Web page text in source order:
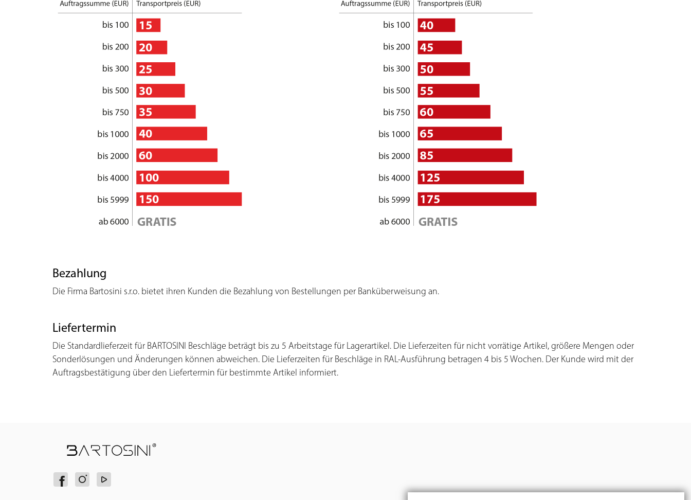
Bezahlung
Die Firma Bartosini s.r.o. bietet ihren Kunden die Bezahlung von Bestellungen per Banküberweisung an.
Liefertermin
Die Standardlieferzeit für BARTOSINI Beschläge beträgt bis zu 5 Arbeitstage für Lagerartikel. Die Lieferzeiten für nicht vorrätige Artikel, größere Mengen oder
Sonderlösungen und Änderungen können abweichen. Die Lieferzeiten für Beschläge in RAL-Ausführung betragen 4 bis 5 Wochen. Der Kunde wird mit der
Auftragsbestätigung über den Liefertermin für bestimmte Artikel informiert.